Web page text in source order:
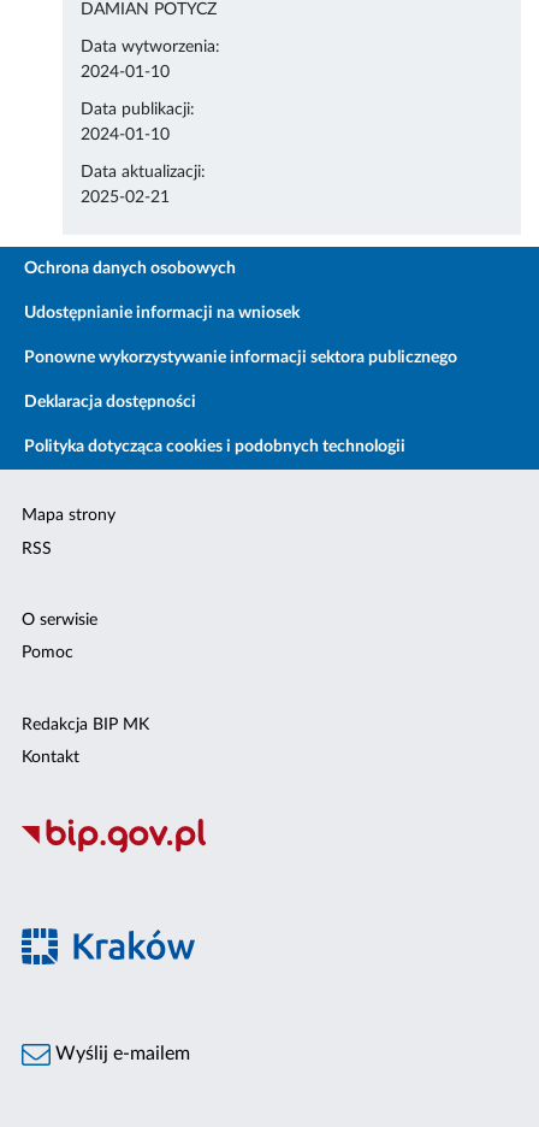
DAMIAN POTYCZ
Data wytworzenia:
2024-01-10
Data publikacji:
2024-01-10
Data aktualizacji:
2025-02-21
Ochrona danych osobowych
Udostępnianie informacji na wniosek
Ponowne wykorzystywanie informacji sektora publicznego
Deklaracja dostępności
Polityka dotycząca cookies i podobnych technologii
Mapa strony
RSS
O serwisie
Pomoc
Redakcja BIP MK
Kontakt
Wyślij e-mailem